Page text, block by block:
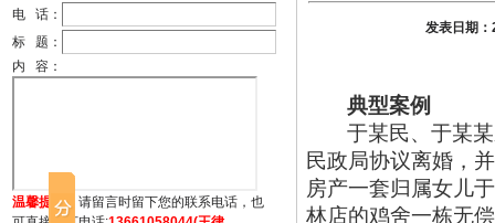
电 话：
标 题：
内 容：
温馨提示： 请留言时留下您的联系电话，也
发表日期
典型案例
于某民、于某
民政局协议离婚，
房产一套归属女儿
林店的鸡舍一栋无